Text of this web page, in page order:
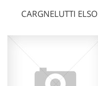
CARGNELUTTI ELSO